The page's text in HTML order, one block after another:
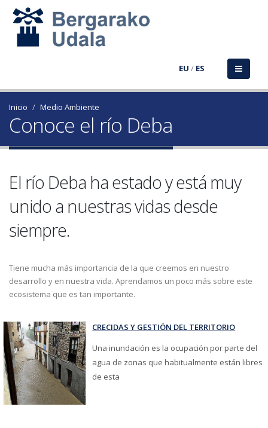
EU / ES
Inicio Medio Ambiente
Conoce el río Deba
El río Deba ha estado y está muy
unido a nuestras vidas desde
siempre.
Tiene mucha más importancia de la que creemos en nuestro
desarrollo y en nuestra vida. Aprendamos un poco más sobre este
ecosistema que es tan importante.
CRECIDAS Y GESTIÓN DEL TERRITORIO
Una inundación es la ocupación por parte del
agua de zonas que habitualmente están libres
de esta